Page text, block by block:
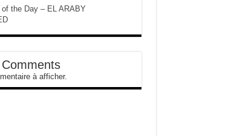
the Day – EL ARABY
à afficher.